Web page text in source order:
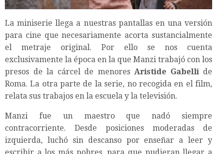
La miniserie llega a nuestras pantallas en una versión
para cine que necesariamente acorta sustancialmente
el metraje original. Por ello se nos cuenta
exclusivamente la época en la que Manzi trabajó con los
presos de la cárcel de menores Aristide Gabellide
Roma. La otra parte de la serie, no recogida en el film,
relata sus trabajos en la escuela y la televisión.
Manzi fue un maestro que nadó siempre
contracorriente. Desde posiciones moderadas de
izquierda, luchó sin descanso por enseñar a leer y